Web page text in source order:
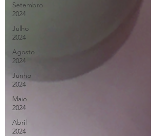
Setembro
2024
Julho
2024
Agosto
2024
Junho
2024
Maio
2024
Abril
2024